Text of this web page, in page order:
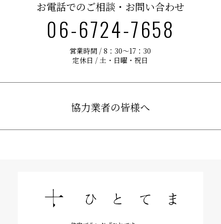
お電話でのご相談・お問い合わせ
06-6724-7658
営業時間 / 8：30〜17：30
定休日 / 土・日曜・祝日
協力業者の皆様へ